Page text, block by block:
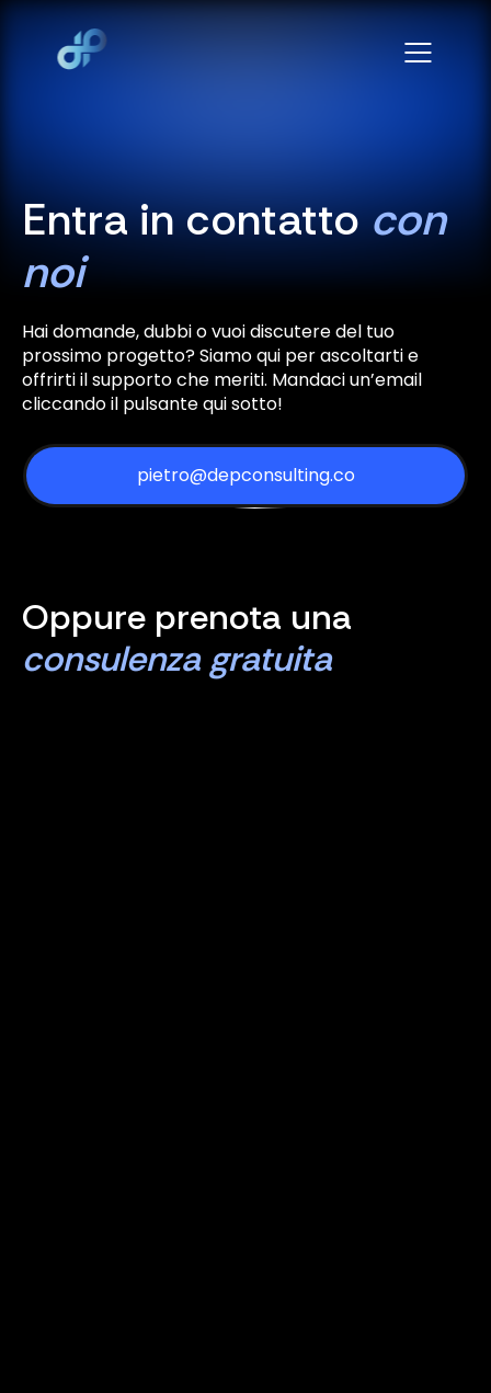
Entra in contattocon
noi
Hai domande, dubbi o vuoi discutere del tuo
prossimo progetto? Siamo qui per ascoltarti e
offrirti il supporto che meriti. Mandaci un’email
cliccando il pulsante qui sotto!
pietro@depconsulting.co
Oppure prenota una
consulenza gratuita